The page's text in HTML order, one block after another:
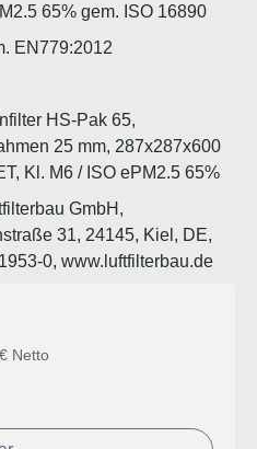
65% gem. ISO 16890
EN779:2012
HS-Pak 65,
25 mm, 287x287x600
Kl. M6 / ISO ePM2.5 65%
GmbH,
31, 24145, Kiel, DE,
0, www.luftfilterbau.de
Netto